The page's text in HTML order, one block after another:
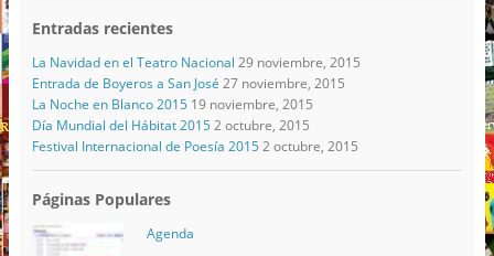
Entradas recientes
La Navidad en el Teatro Nacional 29 noviembre, 2015
Entrada de Boyeros a San José 27 noviembre, 2015
La Noche en Blanco 2015 19 noviembre, 2015
Día Mundial del Hábitat 2015 2 octubre, 2015
Festival Internacional de Poesía 2015 2 octubre, 2015
Páginas Populares
Agenda